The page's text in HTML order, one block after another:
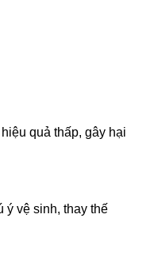
quả thấp, gây hại
ý vệ sinh, thay thế